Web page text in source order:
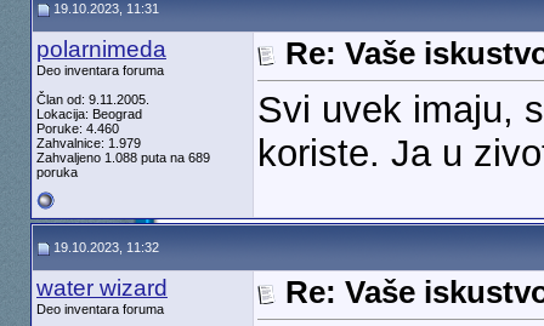
19.10.2023, 11:31
polarnimeda
Deo inventara foruma
Član od: 9.11.2005.
Lokacija: Beograd
Poruke: 4.460
Zahvalnice: 1.979
Zahvaljeno 1.088 puta na 689
poruka
Re: Vaše
Svi uvek imaju,
koriste. Ja u
19.10.2023, 11:32
water wizard
Deo inventara foruma
Re: Vaše